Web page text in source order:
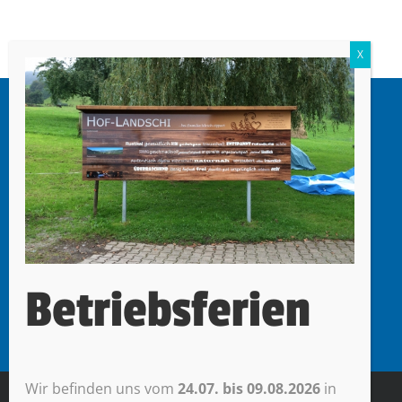
mr werbetechnik
Miori Roberto
Oberdorf 47
6403 Küssnacht am Rigi
© mr werbetechnik |Impressum + Datenschutz
Betriebsferien
Wir befinden uns vom 24.07. bis 09.08.2026 in